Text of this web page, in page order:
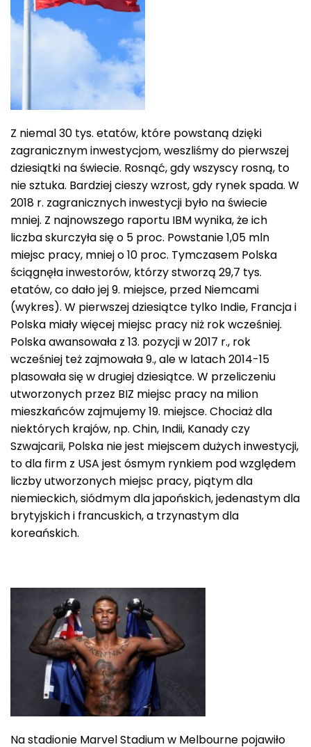
Z niemal 30 tys. etatów, które powstaną dzięki
zagranicznym inwestycjom, weszliśmy do pierwszej
dziesiątki na świecie. Rosnąć, gdy wszyscy rosną, to
nie sztuka. Bardziej cieszy wzrost, gdy rynek spada. W
2018 r. zagranicznych inwestycji było na świecie
mniej. Z najnowszego raportu IBM wynika, że ich
liczba skurczyła się o 5 proc. Powstanie 1,05 mln
miejsc pracy, mniej o 10 proc. Tymczasem Polska
ściągnęła inwestorów, którzy stworzą 29,7 tys.
etatów, co dało jej 9. miejsce, przed Niemcami
(wykres). W pierwszej dziesiątce tylko Indie, Francja i
Polska miały więcej miejsc pracy niż rok wcześniej.
Polska awansowała z 13. pozycji w 2017 r., rok
wcześniej też zajmowała 9., ale w latach 2014-15
plasowała się w drugiej dziesiątce. W przeliczeniu
utworzonych przez BIZ miejsc pracy na milion
mieszkańców zajmujemy 19. miejsce. Chociaż dla
niektórych krajów, np. Chin, Indii, Kanady czy
Szwajcarii, Polska nie jest miejscem dużych inwestycji,
to dla firm z USA jest ósmym rynkiem pod względem
liczby utworzonych miejsc pracy, piątym dla
niemieckich, siódmym dla japońskich, jedenastym dla
brytyjskich i francuskich, a trzynastym dla
koreańskich.
Na stadionie Marvel Stadium w Melbourne pojawiło